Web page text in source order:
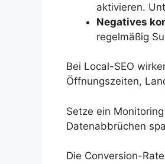
aktivieren.
Negatives
regelmäßig
Bei Local-SEO
Öffnungszeiten,
Setze ein
Datenabbrüchen
Die Conversion-